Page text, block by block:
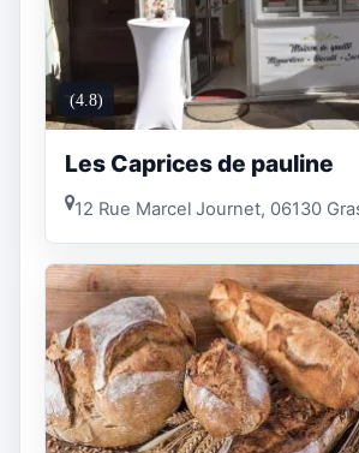
(4.8)
Les Caprices de pauline
12 Rue Marcel Journet, 06130